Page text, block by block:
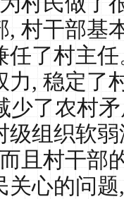
,村干部基
任了村主
力,稳定了
少了农村
级组织软
而且村干部
关心的问题